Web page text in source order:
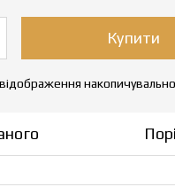
Купити